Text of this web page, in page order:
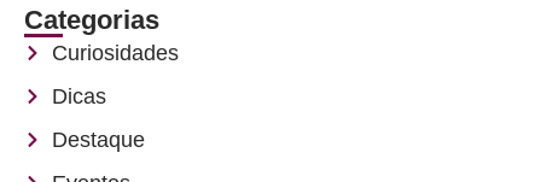
Categorias
Curiosidades
Dicas
Destaque